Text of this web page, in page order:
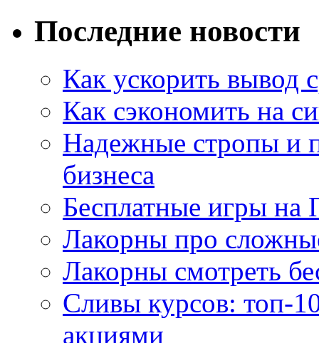
Последние новости
Как ускорить вывод
Как сэкономить на
Надежные стропы и
бизнеса
Бесплатные игры на
Лакорны про
Лакорны смотреть
Сливы курсов: топ-
акциями